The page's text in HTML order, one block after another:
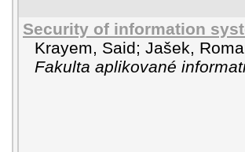
Security of information
Krayem, Said; Jašek,
Fakulta aplikované